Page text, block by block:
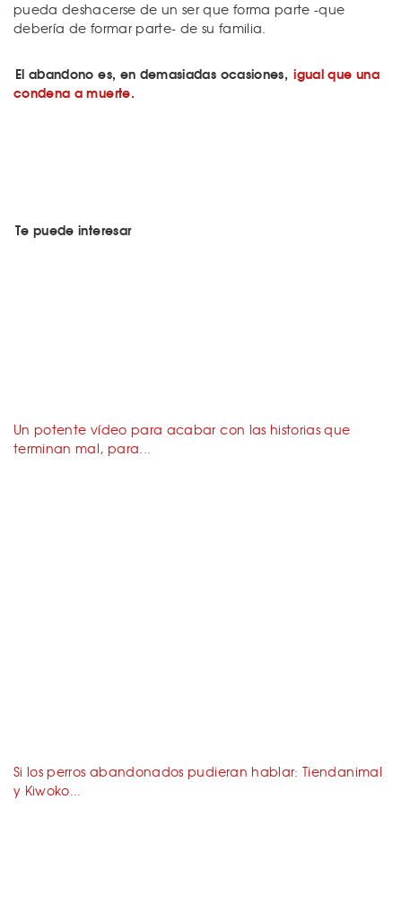
pueda deshacerse de un ser que forma parte -que
debería de formar parte- de su familia.
El abandono es, en demasiadas ocasiones, igual que una
condena a muerte.
Te puede interesar
Un potente vídeo para acabar con las historias que
terminan mal, para...
Si los perros abandonados pudieran hablar: Tiendanimal
y Kiwoko...